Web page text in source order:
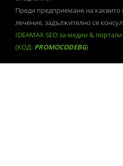
Преди предприемане на каквито
лечение, задължително се
IDEAMAX SEO за медии & портали
(КОД: PROMOCODEBG)